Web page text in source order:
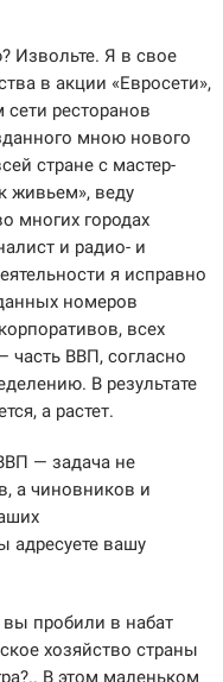
Извольте. Я в свое
в акции «Евросети»,
ресторанов
мною нового
стране с мастер-
живьем», веду
многих городах
и радио- и
я исправно
номеров
всех
часть ВВП, согласно
В результате
а растет.
— задача не
а чиновников и
адресуете вашу
вы пробили в набат
хозяйство страны
В этом маленьком